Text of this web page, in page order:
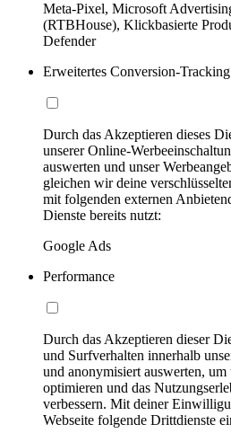
Meta-Pixel, Microsoft
(RTBHouse), Klickbasierte
Defender
Erweitertes Conversion-Tracking
Durch das Akzeptieren dieses
unserer Online-
auswerten und unser
gleichen wir deine
mit folgenden externen
Dienste bereits nutzt:
Google Ads
Performance
Durch das Akzeptieren dieser
und Surfverhalten innerhalb
und anonymisiert auswerten, um
optimieren und das
verbessern. Mit deiner
Webseite folgende Drittdienste